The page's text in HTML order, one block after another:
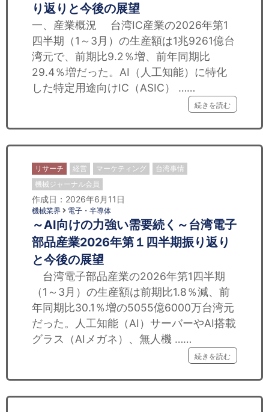
り返りと今後の展望
一、産業概況 台湾IC産業の2026年第1
四半期（1～3月）の生産額は1兆9261億台
湾元で、前期比9.2％増、前年同期比
29.4％増だった。AI（人工知能）に特化
した特定用途向けIC（ASIC） ……
続きを読む
リサーチ 経営 マーケティング
台湾事情
機械ジャーナル会員
作成日：2026年6月11日
機械業界 電子・半導体
～AI向けの力強い需要続く～台湾電子
部品産業2026年第１四半期振り返り
と今後の展望
台湾電子部品産業の2026年第1四半期
（1～3月）の生産額は前期比1.8％減、前
年同期比30.1％増の5055億6000万台湾元
だった。人工知能（AI）サーバーやAI搭載
グラス（AIメガネ）、無人機 ……
続きを読む